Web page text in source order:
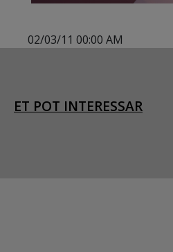
02/03/11 00:00 AM
ET POT INTERESSAR